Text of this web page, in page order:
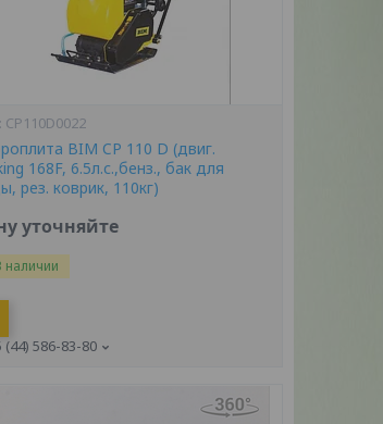
CP110D0022
BIM CP 110 D (двиг.
168F, 6.5л.с.,бенз., бак для
рез. коврик, 110кг)
уточняйте
наличии
(44) 586-83-80